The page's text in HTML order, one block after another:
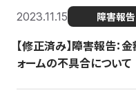
2023.11.15 障害報告
【修正済み】障害報告：
ォームの不具合について